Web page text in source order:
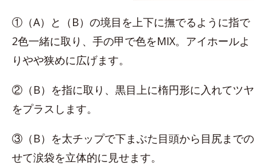
①（A）と（B）の境目を上下に撫でるように指で
2色一緒に取り、手の甲で色をMIX。アイホールよ
りやや狭めに広げます。
②（B）を指に取り、黒目上に楕円形に入れてツヤ
をプラスします。
③（B）を太チップで下まぶた目頭から目尻までの
せて涙袋を立体的に見せます。